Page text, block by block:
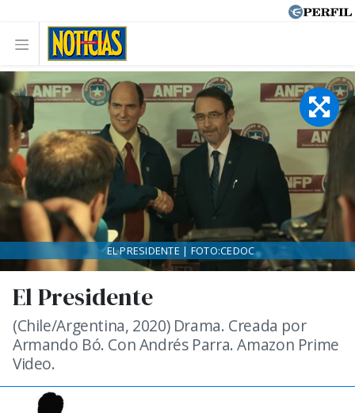
El Presidente
(Chile/Argentina, 2020) Drama. Creada por
Armando Bó. Con Andrés Parra. Amazon Prime
Video.
EL PRESIDENTE | FOTO:CEDOC